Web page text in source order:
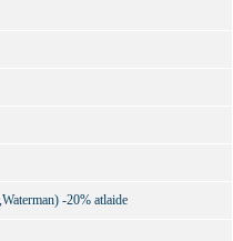
-20% atlaide